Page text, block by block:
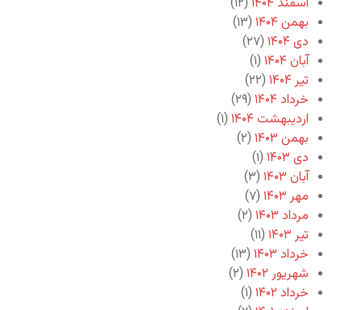
بهمن ۱۴۰۴
(۱۳)
دی ۱۴۰۴
(۲۷)
آبان ۱۴۰۴
(۱)
تیر ۱۴۰۴
(۲۲)
خرداد ۱۴۰۴
(۲۹)
اردیبهشت ۱۴۰۴
(۱)
بهمن ۱۴۰۳
(۲)
دی ۱۴۰۳
(۱)
آبان ۱۴۰۳
(۳)
مهر ۱۴۰۳
(۷)
مرداد ۱۴۰۳
(۲)
تیر ۱۴۰۳
(۱۱)
خرداد ۱۴۰۳
(۱۳)
شهریور ۱۴۰۲
(۲)
خرداد ۱۴۰۲
(۱)